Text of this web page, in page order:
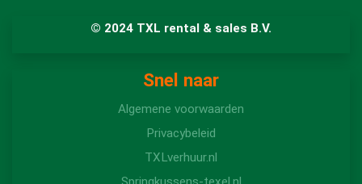
© 2024 TXL rental & sales B.V.
Snel naar
Algemene voorwaarden
Privacybeleid
TXLverhuur.nl